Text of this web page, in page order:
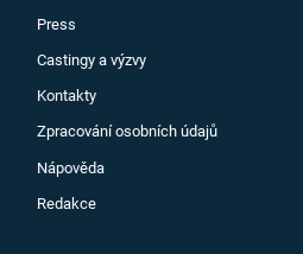
Press
Castingy a výzvy
Kontakty
Zpracování osobních údajů
Nápověda
Redakce